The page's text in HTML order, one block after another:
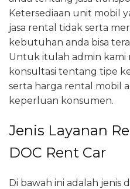
Ketersediaan unit mobil
jasa rental tidak serta
kebutuhan anda bisa
Untuk itulah admin kami
konsultasi tentang tipe
serta harga rental mobil
keperluan konsumen.
Jenis Layanan
DOC Rent Car
Di bawah ini adalah jenis